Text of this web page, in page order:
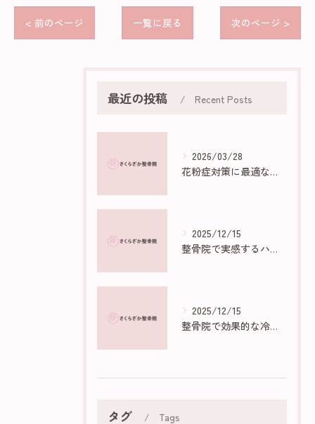
< 前のページ 一覧に戻る 次のページ >
最近の投稿 Recent Posts
2026/03/28
花粉症対策に最適な部屋作りのポイント
2025/12/15
整骨院で実感するハイボルトの効果と仕組み
2025/12/15
整骨院で効果的な冷え性マッサージ法
タグ Tags